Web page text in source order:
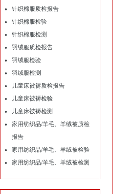
针织棉服质检报告
针织棉服检验
针织棉服检测
羽绒服质检报告
羽绒服检验
羽绒服检测
儿童床被褥质检报告
儿童床被褥检验
儿童床被褥检测
家用纺织品/羊毛、羊绒被质检
报告
家用纺织品/羊毛、羊绒被检验
家用纺织品/羊毛、羊绒被检测